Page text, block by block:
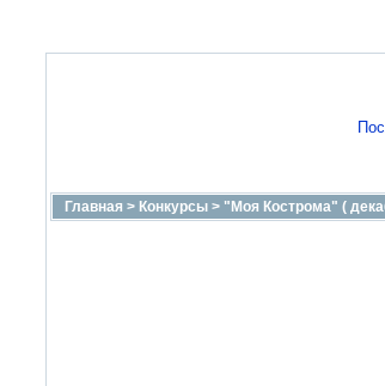
Главная > Конкурсы > "Моя Кострома" (